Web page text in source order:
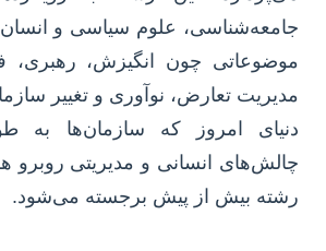
جامعه‌شناسی، علوم سیاسی و
موضوعاتی چون انگیزش، رهبری،
مدیریت تعارض، نوآوری و تغییر
دنیای امروز که سازمان‌ها به
چالش‌های انسانی و مدیریتی روبرو
رشته بیش از پیش برجسته می‌شود.